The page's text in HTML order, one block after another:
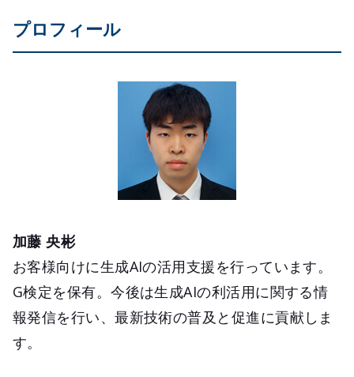
プロフィール
加藤 央彬
お客様向けに生成AIの活用支援を行っています。
G検定を保有。今後は生成AIの利活用に関する情
報発信を行い、最新技術の普及と促進に貢献しま
す。